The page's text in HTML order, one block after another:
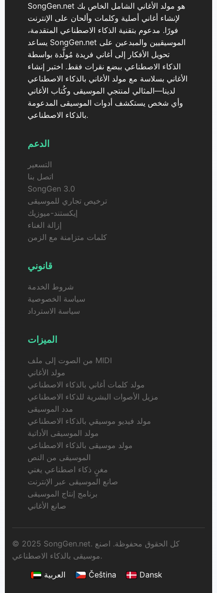
SongGen.net هو مولد الأغاني الشامل الخاص بك
لإنشاء أغاني أصلية وكلمات وألحان على الإنترنت
فورًا. مدعوم بتقنية الذكاء الاصطناعي المتقدمة،
يساعد SongGen.net الموسيقيين والمبدعين على
تحويل الأفكار إلى أغاني فريدة مُولَّدة بواسطة
الذكاء الاصطناعي ببضع نقرات فقط. اختبر إنشاء
الأغاني بسلاسة مع مولد الأغاني بالذكاء الاصطناعي
لدينا—المثالي لمنتجي الموسيقى وكُتاب الأغاني
وأي شخص يستكشف أدوات الموسيقى المدعومة
بالذكاء الاصطناعي.
الدعم
التسعير
اتصل بنا
SongGen 3.0
ترخيص تجاري للموسيقى
إيكستند-ميوزيك
إزالة الغناء
كلمات متزامنة مع الزمن
قانوني
شروط الخدمة
سياسة الخصوصية
سياسة الاسترداد
الميزات
من الصوت إلى ملف MIDI
مولد الأغاني
مولد كلمات أغاني بالذكاء الاصطناعي
مزيل الأصوات البشرية للذكاء الاصطناعي
مدد الموسيقى
مولد فيديو موسيقي بالذكاء الاصطناعي
مولد الموسيقى الأداتية
مولد موسيقى بالذكاء الاصطناعي
الموسيقى من النص
مغنٍ ذكاء اصطناعي يغني
صانع الموسيقى عبر الإنترنت
برنامج إنتاج الموسيقى
صانع الأغاني
© 2025 SongGen.net. كل الحقوق محفوظة. اصنع
موسيقى بالذكاء الاصطناعي.
العربية
Čeština Dansk